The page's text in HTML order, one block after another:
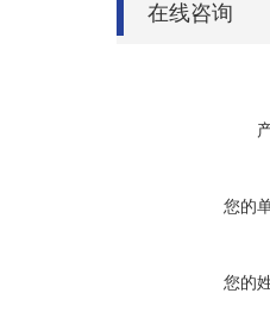
在线咨询
您的
您的